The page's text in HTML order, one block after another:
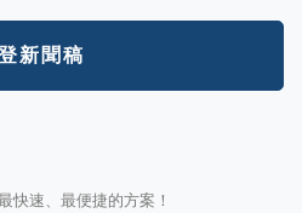
新聞稿
快速、最便捷的方案！